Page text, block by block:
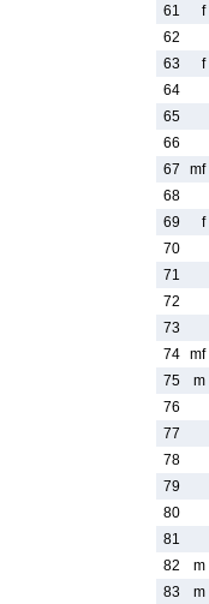
61
f
62
63
f
64
65
66
67
mf
68
69
f
70
71
72
73
74 mf
75
m
76
77
78
79
80
81
82
m
83
m